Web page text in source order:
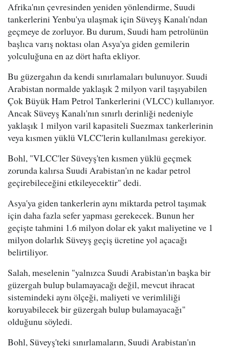
Afrika'nın çevresinden yeniden yönlendirme, Suudi
tankerlerini Yenbu'ya ulaşmak için Süveyş Kanalı'ndan
geçmeye de zorluyor. Bu durum, Suudi ham petrolünün
başlıca varış noktası olan Asya'ya giden gemilerin
yolculuğuna en az dört hafta ekliyor.
Bu güzergahın da kendi sınırlamaları bulunuyor. Suudi
Arabistan normalde yaklaşık 2 milyon varil taşıyabilen
Çok Büyük Ham Petrol Tankerlerini (VLCC) kullanıyor.
Ancak Süveyş Kanalı'nın sınırlı derinliği nedeniyle
yaklaşık 1 milyon varil kapasiteli Suezmax tankerlerinin
veya kısmen yüklü VLCC'lerin kullanılması gerekiyor.
Bohl, "VLCC'ler Süveyş'ten kısmen yüklü geçmek
zorunda kalırsa Suudi Arabistan'ın ne kadar petrol
geçirebileceğini etkileyecektir" dedi.
Asya'ya giden tankerlerin aynı miktarda petrol taşımak
için daha fazla sefer yapması gerekecek. Bunun her
geçişte tahmini 1.6 milyon dolar ek yakıt maliyetine ve 1
milyon dolarlık Süveyş geçiş ücretine yol açacağı
belirtiliyor.
Salah, meselenin "yalnızca Suudi Arabistan'ın başka bir
güzergah bulup bulamayacağı değil, mevcut ihracat
sistemindeki aynı ölçeği, maliyeti ve verimliliği
koruyabilecek bir güzergah bulup bulamayacağı"
olduğunu söyledi.
Bohl, Süveyş'teki sınırlamaların, Suudi Arabistan'ın